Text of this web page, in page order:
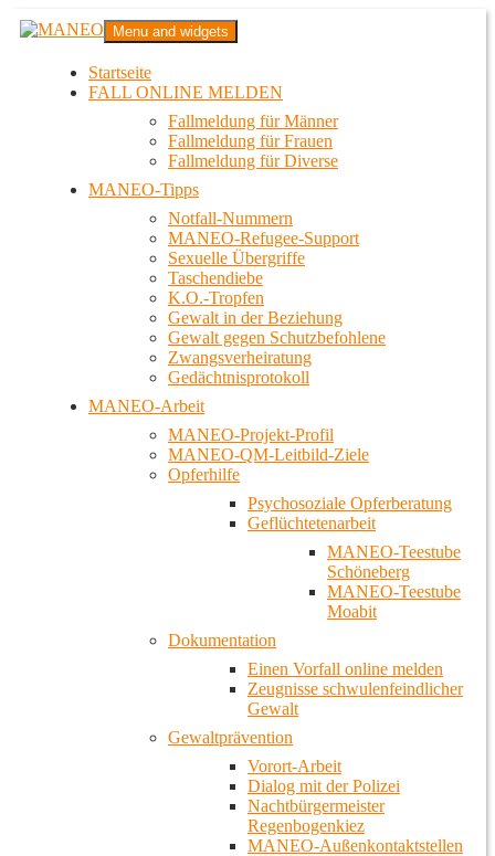
Zum
InhaltMANEO
Das schwule Anti-Gewalt-Projekt in Berlin
Menu and widgets
Startseite
FALL ONLINE MELDEN
Fallmeldung für Männer
Fallmeldung für Frauen
Fallmeldung für Diverse
MANEO-Tipps
Notfall-Nummern
MANEO-Refugee-Support
Sexuelle Übergriffe
Taschendiebe
K.O.-Tropfen
Gewalt in der Beziehung
Gewalt gegen Schutzbefohlene
Zwangsverheiratung
Gedächtnisprotokoll
MANEO-Arbeit
MANEO-Projekt-Profil
MANEO-QM-Leitbild-Ziele
Opferhilfe
Psychosoziale Opferberatung
Geflüchtetenarbeit
MANEO-Teestube
Schöneberg
MANEO-Teestube
Moabit
Dokumentation
Einen Vorfall online melden
Zeugnisse schwulenfeindlicher
Gewalt
Gewaltprävention
Vorort-Arbeit
Dialog mit der Polizei
Nachtbürgermeister
Regenbogenkiez
MANEO-Außenkontaktstellen